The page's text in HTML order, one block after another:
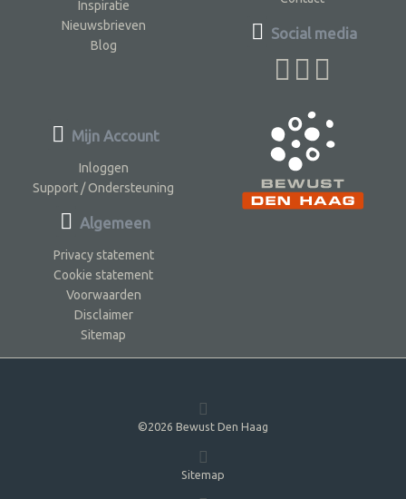
Inspiratie
Nieuwsbrieven
Blog
Social media
Mijn Account
Inloggen
Support / Ondersteuning
Algemeen
Privacy statement
Cookie statement
Voorwaarden
Disclaimer
Sitemap
©2026 Bewust Den Haag
Sitemap